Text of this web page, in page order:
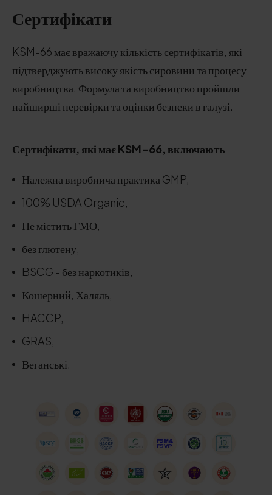
Сертифікати
KSM-66 має вражаючу кількість сертифікатів, які
підтверджують високу якість сировини та процесу
виробництва. Формула та виробництво пройшли
найширші перевірки та оцінки безпеки в галузі.
Сертифікати, які має KSM-66, включають
Належна виробнича практика GMP,
100% USDA Organic,
Не містить ГМО,
без глютену,
BSCG - без наркотиків,
Кошерний, Халяль,
HACCP,
GRAS,
Веганські.